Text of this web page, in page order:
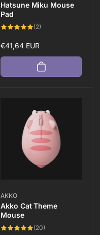
Hatsune Miku Mouse
Pad
(2)
Normaler
Preis
€41,64 EUR
Anbieter:
AKKO
Akko Cat Theme
Mouse
(20)